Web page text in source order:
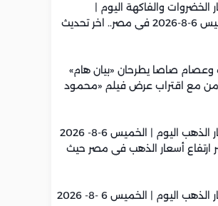
الخضروات والفاكهة اليوم |
اخر تحديث
وعصام صاصا يطرحان «بيان هام»
مع اقتراب عرض فيلم «محمود
أسعار الذهب اليوم | الخميس 6-8- 2026
ارتفاع أسعار الذهب في مصر حيث
أسعار الذهب اليوم | الخميس 6 -8- 2026